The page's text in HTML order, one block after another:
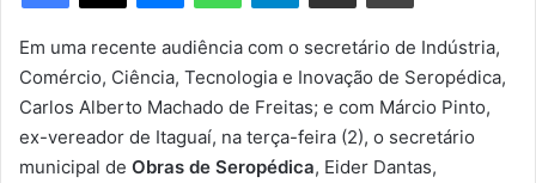
m
e
-
m
a
i
Em uma recente audiência com o secretário de Indústria,
Comércio, Ciência, Tecnologia e Inovação de Seropédica,
Carlos Alberto Machado de Freitas; e com Márcio Pinto,
ex-vereador de Itaguaí, na terça-feira (2), o secretário
municipal de Obras de Seropédica, Eider Dantas,